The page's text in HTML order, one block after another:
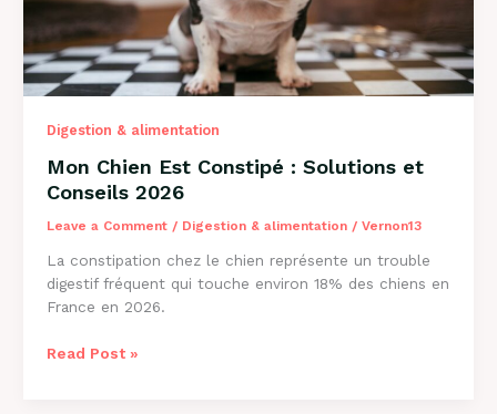
Digestion & alimentation
Mon Chien Est Constipé : Solutions et
Conseils 2026
Leave a Comment / Digestion & alimentation/ Vernon13
La constipation chez le chien représente un trouble
digestif fréquent qui touche environ 18% des chiens en
France en 2026.
Mon
Read Post »